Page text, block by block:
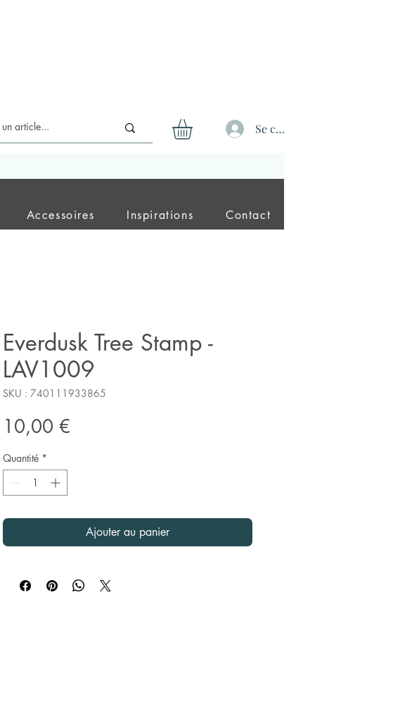
Se connecter
Accessoires Inspirations Contact
Everdusk Tree Stamp -
LAV1009
SKU : 740111933865
10,00 €
Quantité *
Ajouter au panier